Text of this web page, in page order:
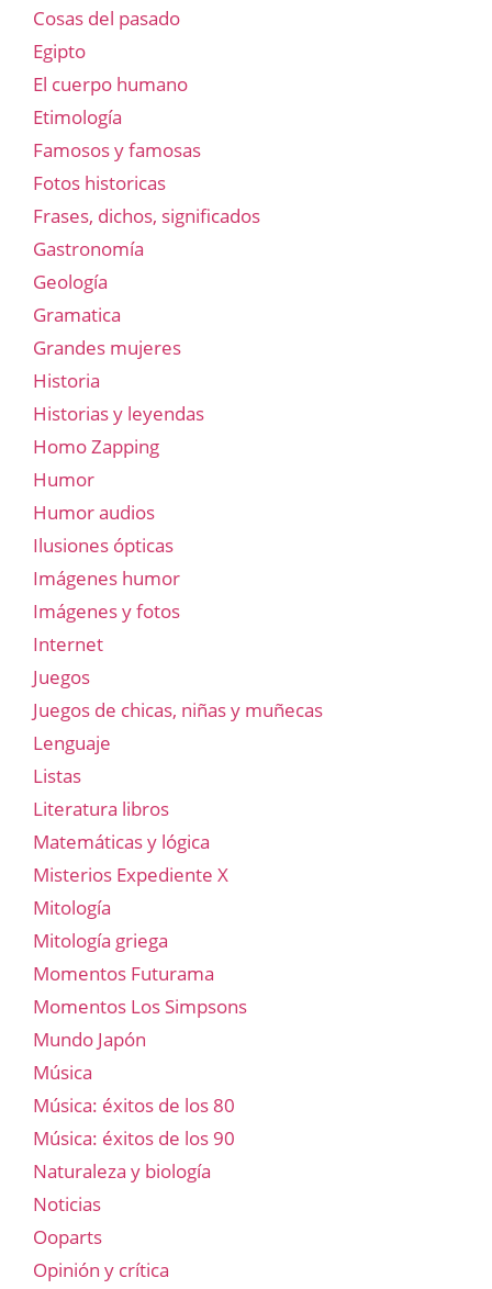
Cosas del pasado
Egipto
El cuerpo humano
Etimología
Famosos y famosas
Fotos historicas
Frases, dichos, significados
Gastronomía
Geología
Gramatica
Grandes mujeres
Historia
Historias y leyendas
Homo Zapping
Humor
Humor audios
Ilusiones ópticas
Imágenes humor
Imágenes y fotos
Internet
Juegos
Juegos de chicas, niñas y muñecas
Lenguaje
Listas
Literatura libros
Matemáticas y lógica
Misterios Expediente X
Mitología
Mitología griega
Momentos Futurama
Momentos Los Simpsons
Mundo Japón
Música
Música: éxitos de los 80
Música: éxitos de los 90
Naturaleza y biología
Noticias
Ooparts
Opinión y crítica